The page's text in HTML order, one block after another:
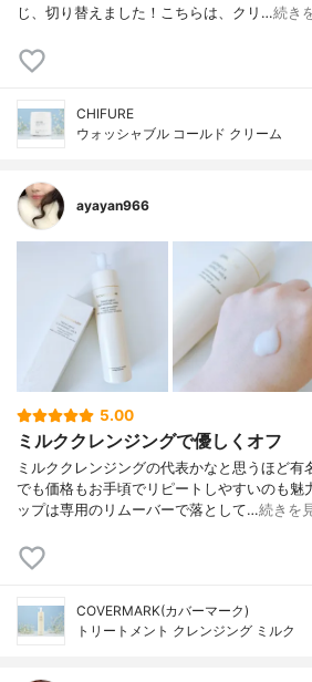
じ、切り替えました！こちらは、クリ…続き
CHIFURE
ウォッシャブル コールド クリーム
ayayan966
5.00
ミルククレンジングで優しくオフ
ミルククレンジングの代表かなと思うほど有
でも価格もお手頃でリピートしやすいのも魅
ップは専用のリムーバーで落として…続きを
COVERMARK(カバーマーク)
トリートメント クレンジング ミルク